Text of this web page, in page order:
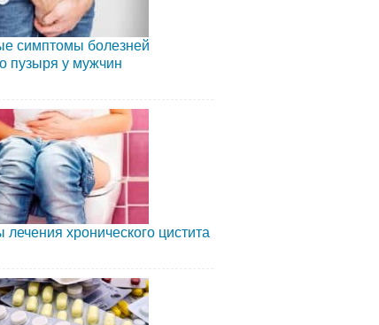
симптомы болезней
пузыря у мужчин
хронического цистита